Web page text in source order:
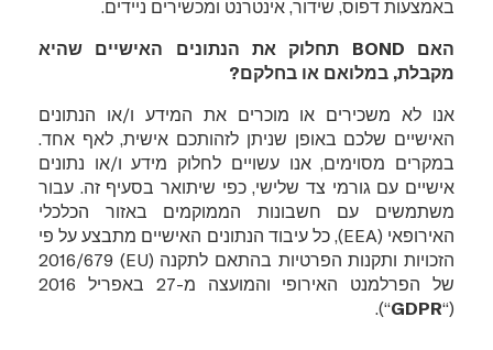
באמצעות דפוס, שידור, אינטרנט ומכשירים ניידים.
האם BOND תחלוק את הנתונים האישיים שהיא
מקבלת, במלואם או בחלקם?
אנו לא משכירים או מוכרים את המידע ו/או הנתונים
האישיים שלכם באופן שניתן לזהותכם אישית, לאף אחד.
במקרים מסוימים, אנו עשויים לחלוק מידע ו/או נתונים
אישיים עם גורמי צד שלישי, כפי שיתואר בסעיף זה. עבור
משתמשים עם חשבונות הממוקמים באזור הכלכלי
האירופאי (EEA), כל עיבוד הנתונים האישיים מתבצע על פי
הזכויות ותקנות הפרטיות בהתאם לתקנה (EU
) 2016/679
של הפרלמנט האירופי והמועצה מ-27 באפריל 2016
(“
GDPR
“).